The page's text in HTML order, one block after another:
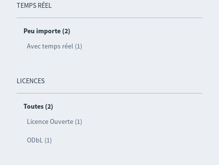
TEMPS RÉEL
Peu importe (2)
Avec temps réel (1)
LICENCES
Toutes (2)
Licence Ouverte (1)
ODbL (1)